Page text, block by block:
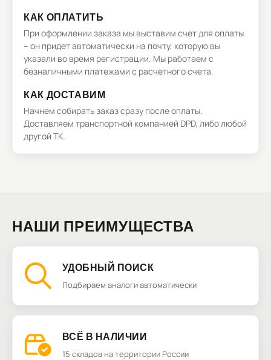
КАК ОПЛАТИТЬ
При оформлении заказа мы выставим счет для оплаты
– он придет автоматически на почту, которую вы
указали во время регистрации. Мы работаем с
безналичными платежами с расчетного счета.
КАК ДОСТАВИМ
Начнем собирать заказ сразу после оплаты.
Доставляем транспортной компанией DPD, либо любой
другой ТК.
НАШИ ПРЕИМУЩЕСТВА
УДОБНЫЙ ПОИСК
Подбираем аналоги автоматически
ВСЁ В НАЛИЧИИ
15 складов на территории России